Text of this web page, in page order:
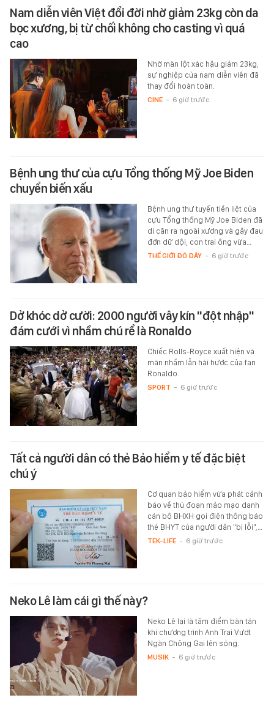
Nam diễn viên Việt đổi đời nhờ giảm 23kg còn da
bọc xương, bị từ chối không cho casting vì quá
cao
Nhờ màn lột xác hậu giảm 23kg,
sự nghiệp của nam diễn viên đã
thay đổi hoàn toàn.
CINE - 6 giờ trước
Bệnh ung thư của cựu Tổng thống Mỹ Joe Biden
chuyển biến xấu
Bệnh ung thư tuyến tiền liệt của
cựu Tổng thống Mỹ Joe Biden đã
di căn ra ngoài xương và gây đau
đớn dữ dội, con trai ông vừa…
THẾ GIỚI ĐÓ ĐÂY - 6 giờ trước
Dở khóc dở cười: 2000 người vây kín "đột nhập"
đám cưới vì nhầm chú rể là Ronaldo
Chiếc Rolls-Royce xuất hiện và
màn nhầm lẫn hài hước của fan
Ronaldo.
SPORT - 6 giờ trước
Tất cả người dân có thẻ Bảo hiểm y tế đặc biệt
chú ý
Cơ quan bảo hiểm vừa phát cảnh
báo về thủ đoạn mảo mạo danh
cán bộ BHXH gọi điện thông báo
thẻ BHYT của người dân "bị lỗi",…
TEK-LIFE - 6 giờ trước
Neko Lê làm cái gì thế này?
Neko Lê lại là tâm điểm bàn tán
khi chương trình Anh Trai Vượt
Ngàn Chông Gai lên sóng.
MUSIK - 6 giờ trước